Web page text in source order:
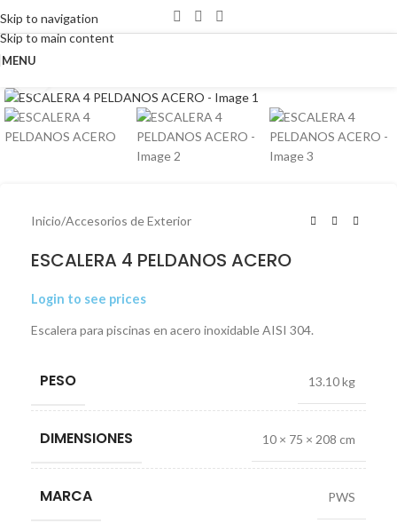
Skip to navigation
Skip to main content
MENU
Inicio/Accesorios de Exterior
ESCALERA 4 PELDANOS ACERO
Login to see prices
Escalera para piscinas en acero inoxidable AISI 304.
PESO 13.10 kg
DIMENSIONES 10 × 75 × 208 cm
MARCA PWS